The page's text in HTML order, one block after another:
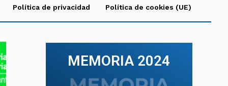
Política de privacidad Política de cookies (UE)
MEMORIA 2024